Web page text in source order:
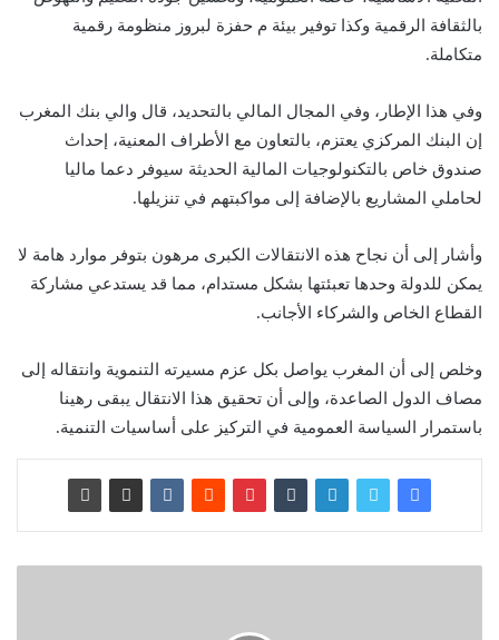
بالثقافة الرقمية وكذا توفير بيئة م حفزة لبروز منظومة رقمية
متكاملة.
وفي هذا الإطار، وفي المجال المالي بالتحديد، قال والي بنك المغرب
إن البنك المركزي يعتزم، بالتعاون مع الأطراف المعنية، إحداث
صندوق خاص بالتكنولوجيات المالية الحديثة سيوفر دعما ماليا
لحاملي المشاريع بالإضافة إلى مواكبتهم في تنزيلها.
وأشار إلى أن نجاح هذه الانتقالات الكبرى مرهون بتوفر موارد هامة لا
يمكن للدولة وحدها تعبئتها بشكل مستدام، مما قد يستدعي مشاركة
القطاع الخاص والشركاء الأجانب.
وخلص إلى أن المغرب يواصل بكل عزم مسيرته التنموية وانتقاله إلى
مصاف الدول الصاعدة، وإلى أن تحقيق هذا الانتقال يبقى رهينا
باستمرار السياسة العمومية في التركيز على أساسيات التنمية.